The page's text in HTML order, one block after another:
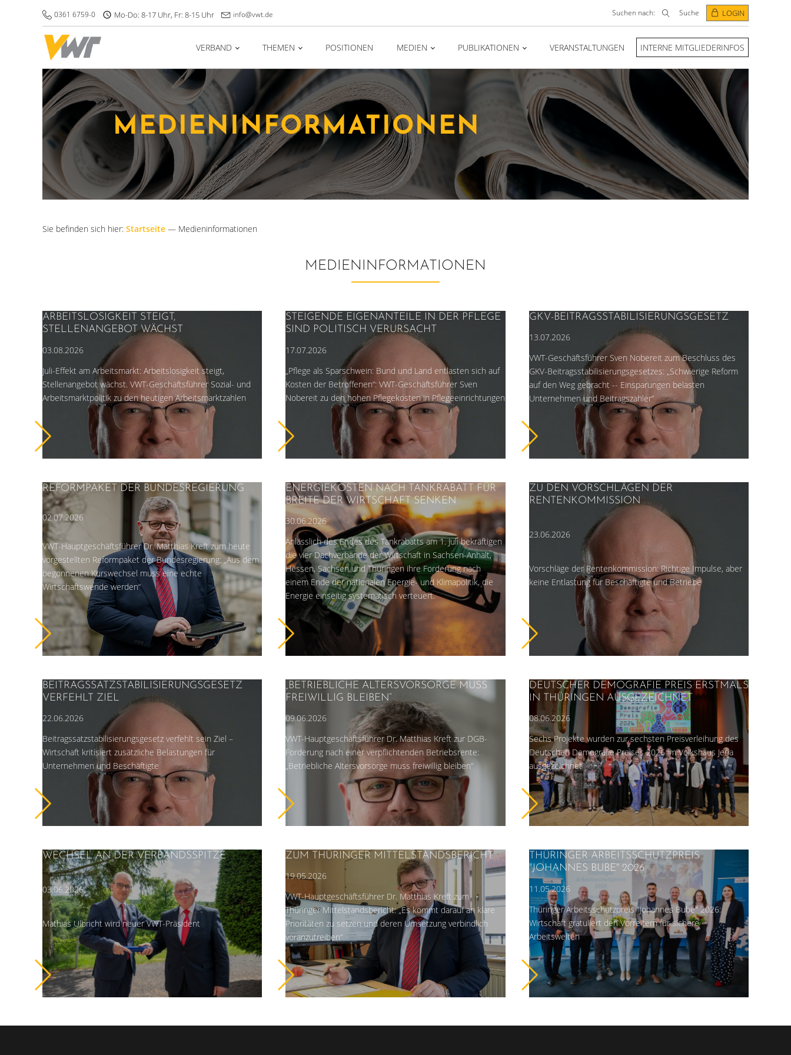
0361 6759-0 Mo-Do: 8-17 Uhr, Fr: 8-15 Uhr info@vwt.de Suchen nach: Suche LOGIN
VERBAND THEMEN POSITIONEN MEDIEN PUBLIKATIONEN VERANSTALTUNGEN INTERNE MITGLIEDERINFOS
MEDIEN­INFORMATIONEN
Sie befinden sich hier: Startseite — Medieninformationen
MEDIENINFORMATIONEN
ARBEITSLOSIGKEIT STEIGT,
STELLENANGEBOT WÄCHST
03.08.2026
Juli-Effekt am Arbeitsmarkt: Arbeitslosigkeit steigt,
Stellenangebot wächst. VWT-Geschäftsführer Sozial- und
Arbeitsmarktpolitik zu den heutigen Arbeitsmarktzahlen
STEIGENDE EIGENANTEILE IN DER PFLEGE
SIND POLITISCH VERURSACHT
17.07.2026
„Pflege als Sparschwein: Bund und Land entlasten sich auf
Kosten der Betroffenen“: VWT-Geschäftsführer Sven
Nobereit zu den hohen Pflegekosten in Pflegeeinrichtungen
GKV-BEITRAGSSTABILISIERUNGSGESETZ
13.07.2026
VWT-Geschäftsführer Sven Nobereit zum Beschluss des
GKV-Beitragsstabilisierungsgesetzes: „Schwierige Reform
auf den Weg gebracht -- Einsparungen belasten
Unternehmen und Beitragszahler“
REFORMPAKET DER BUNDESREGIERUNG
02.07.2026
VWT-Hauptgeschäftsführer Dr. Matthias Kreft zum heute
vorgestellten Reformpaket der Bundesregierung: „Aus dem
begonnenen Kurswechsel muss eine echte
Wirtschaftswende werden“
ENERGIEKOSTEN NACH TANKRABATT FÜR
BREITE DER WIRTSCHAFT SENKEN
30.06.2026
Anlässlich des Endes des Tankrabatts am 1. Juli bekräftigen
die vier Dachverbände der Wirtschaft in Sachsen-Anhalt,
Hessen, Sachsen und Thüringen ihre Forderung nach
einem Ende der nationalen Energie- und Klimapolitik, die
Energie einseitig systematisch verteuert.
ZU DEN VORSCHLÄGEN DER
RENTENKOMMISSION
23.06.2026
Vorschläge der Rentenkommission: Richtige Impulse, aber
keine Entlastung für Beschäftigte und Betriebe
BEITRAGSSATZSTABILISIERUNGSGESETZ
VERFEHLT ZIEL
22.06.2026
Beitragssatzstabilisierungsgesetz verfehlt sein Ziel –
Wirtschaft kritisiert zusätzliche Belastungen für
Unternehmen und Beschäftigte
„BETRIEBLICHE ALTERSVORSORGE MUSS
FREIWILLIG BLEIBEN“
09.06.2026
VWT-Hauptgeschäftsführer Dr. Matthias Kreft zur DGB-
Forderung nach einer verpflichtenden Betriebsrente:
„Betriebliche Altersvorsorge muss freiwillig bleiben“
DEUTSCHER DEMOGRAFIE PREIS ERSTMALS
IN THÜRINGEN AUSGEZEICHNET
08.06.2026
Sechs Projekte wurden zur sechsten Preisverleihung des
Deutschen Demografie Preises 2026 im Volkshaus Jena
ausgezeichnet
WECHSEL AN DER VERBANDSSPITZE
03.06.2026
Mathias Ulbricht wird neuer VWT-Präsident
ZUM THÜRINGER MITTELSTANDSBERICHT
19.05.2026
VWT-Hauptgeschäftsführer Dr. Matthias Kreft zum
Thüringer Mittelstandsbericht: „Es kommt darauf an klare
Prioritäten zu setzen und deren Umsetzung verbindlich
voranzutreiben“
THÜRINGER ARBEITSSCHUTZPREIS
"JOHANNES BUBE" 2026
11.05.2026
Thüringer Arbeitsschutzpreis "Johannes Bube" 2026:
Wirtschaft gratuliert den Vorreitern für sichere
Arbeitswelten